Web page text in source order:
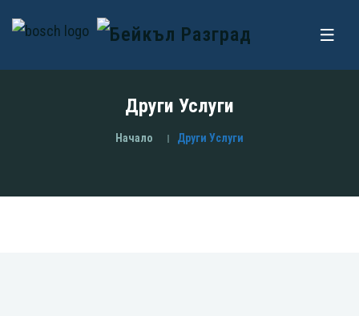
Други Услуги
Начало Други Услуги